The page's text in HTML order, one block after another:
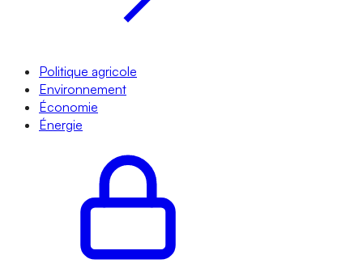
Politique agricole
Environnement
Économie
Énergie